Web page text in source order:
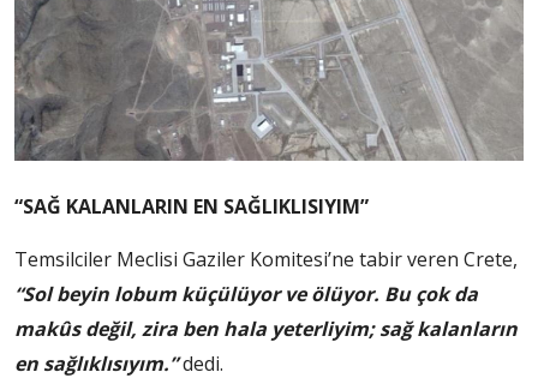
“SAĞ KALANLARIN EN SAĞLIKLISIYIM”
Temsilciler Meclisi Gaziler Komitesi’ne tabir veren Crete,
“Sol beyin lobum küçülüyor ve ölüyor. Bu çok da
makûs değil, zira ben hala yeterliyim; sağ kalanların
en sağlıklısıyım.”dedi.